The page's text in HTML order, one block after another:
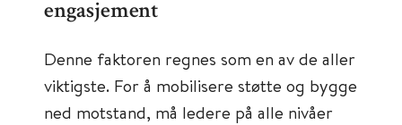
engasjement
Denne faktoren regnes som en av de aller
viktigste. For å mobilisere støtte og bygge
ned motstand, må ledere på alle nivåer